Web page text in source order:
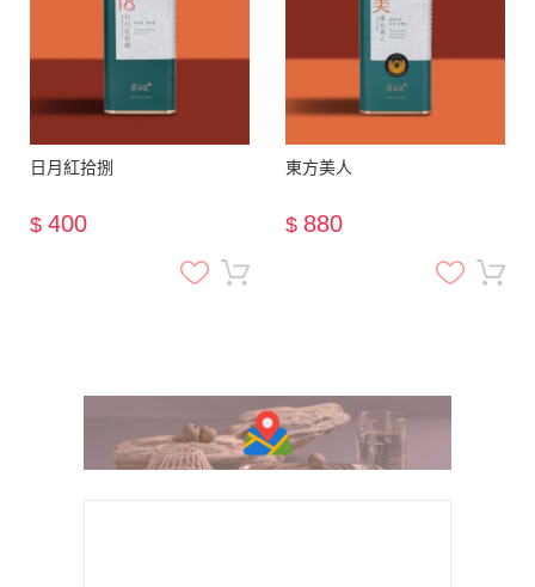
日月紅拾捌
$ 400
東方美人
$ 880